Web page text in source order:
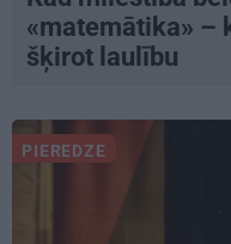
«matemātika» –
šķirot laulību
PIEREDZE